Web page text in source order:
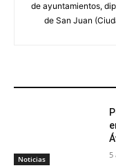
de ayuntamientos,
de San Juan
Noticias 5